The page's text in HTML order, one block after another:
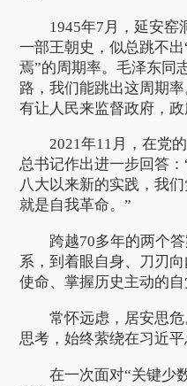
1945年7月，延安窑
一部王朝史，似总跳不
焉”的周期率。毛泽东同
路，我们能跳出这周期
有让人民来监督政府，政
2021年11月，在党
总书记作出进一步回答
八大以来新的实践，我
就是自我革命。”
跨越70多年的两个
系，到着眼自身、刀刃
使命、掌握历史主动的自
常怀远虑，居安思
思考，始终萦绕在习近平
在一次面对“关键少